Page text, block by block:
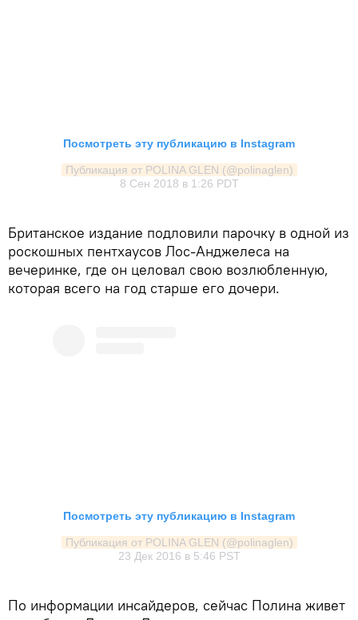
Посмотреть эту публикацию в Instagram
Публикация от POLINA GLEN (@polinaglen)
8 Сен 2018 в 1:26 PDT
Британское издание подловили парочку в одной из
роскошных пентхаусов Лос-Анджелеса на
вечеринке, где он целовал свою возлюбленную,
которая всего на год старше его дочери.
Посмотреть эту публикацию в Instagram
Публикация от POLINA GLEN (@polinaglen)
23 Дек 2016 в 5:46 PST
По информации инсайдеров, сейчас Полина живет